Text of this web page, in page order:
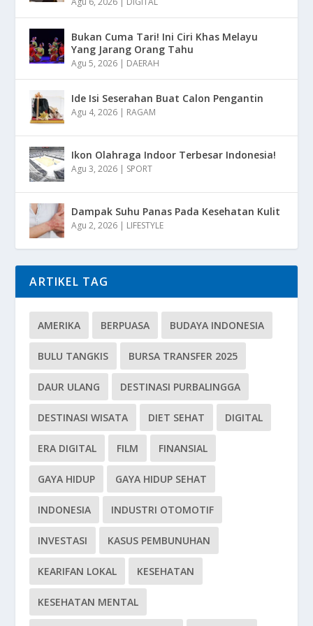
Bukan Cuma Tari! Ini Ciri Khas Melayu
Yang Jarang Orang Tahu
Agu 5, 2026 | DAERAH
Ide Isi Seserahan Buat Calon Pengantin
Agu 4, 2026 | RAGAM
Ikon Olahraga Indoor Terbesar Indonesia!
Agu 3, 2026 | SPORT
Dampak Suhu Panas Pada Kesehatan Kulit
Agu 2, 2026 | LIFESTYLE
ARTIKEL TAG
AMERIKA BERPUASA BUDAYA INDONESIA
BULU TANGKIS BURSA TRANSFER 2025
DAUR ULANG DESTINASI PURBALINGGA
DESTINASI WISATA DIET SEHAT DIGITAL
ERA DIGITAL FILM FINANSIAL
GAYA HIDUP GAYA HIDUP SEHAT
INDONESIA INDUSTRI OTOMOTIF
INVESTASI KASUS PEMBUNUHAN
KEARIFAN LOKAL KESEHATAN
KESEHATAN MENTAL